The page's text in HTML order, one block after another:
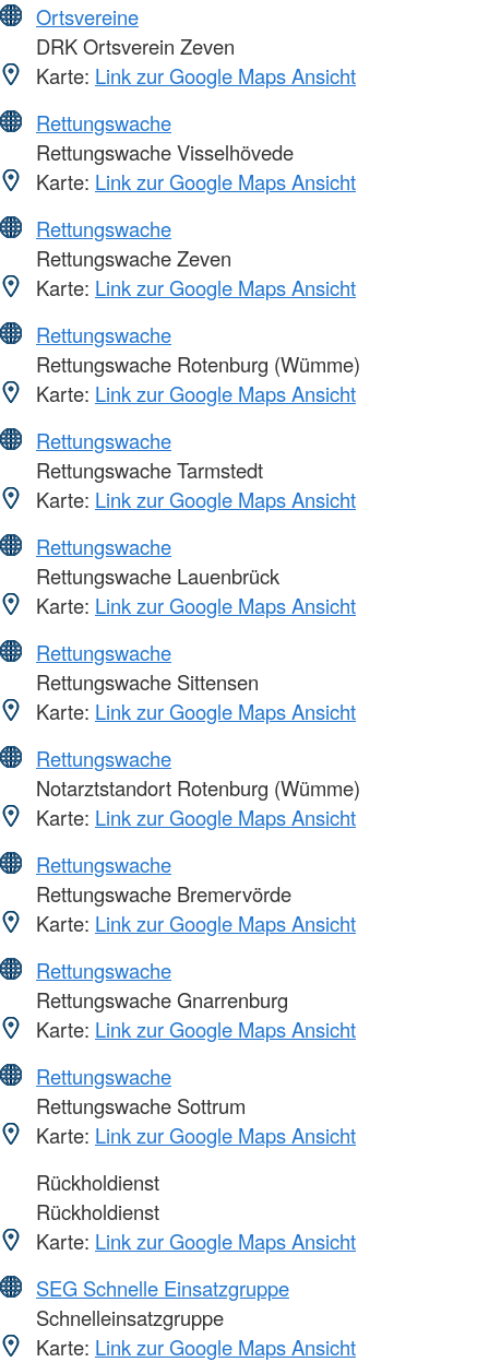
Ortsvereine
DRK Ortsverein Zeven
Karte: Link zur Google Maps Ansicht
Rettungswache
Rettungswache Visselhövede
Karte: Link zur Google Maps Ansicht
Rettungswache
Rettungswache Zeven
Karte: Link zur Google Maps Ansicht
Rettungswache
Rettungswache Rotenburg (Wümme)
Karte: Link zur Google Maps Ansicht
Rettungswache
Rettungswache Tarmstedt
Karte: Link zur Google Maps Ansicht
Rettungswache
Rettungswache Lauenbrück
Karte: Link zur Google Maps Ansicht
Rettungswache
Rettungswache Sittensen
Karte: Link zur Google Maps Ansicht
Rettungswache
Notarztstandort Rotenburg (Wümme)
Karte: Link zur Google Maps Ansicht
Rettungswache
Rettungswache Bremervörde
Karte: Link zur Google Maps Ansicht
Rettungswache
Rettungswache Gnarrenburg
Karte: Link zur Google Maps Ansicht
Rettungswache
Rettungswache Sottrum
Karte: Link zur Google Maps Ansicht
Rückholdienst
Rückholdienst
Karte: Link zur Google Maps Ansicht
SEG Schnelle Einsatzgruppe
Schnelleinsatzgruppe
Karte: Link zur Google Maps Ansicht